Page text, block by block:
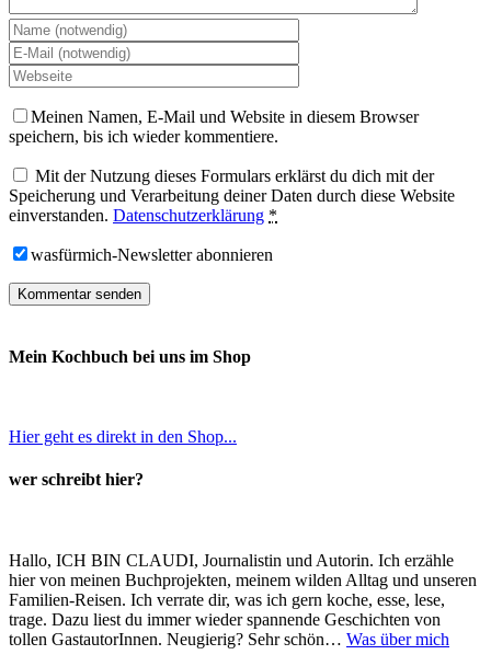
Meinen Namen, E-Mail und Website in diesem Browser
speichern, bis ich wieder kommentiere.
Mit der Nutzung dieses Formulars erklärst du dich mit der
Speicherung und Verarbeitung deiner Daten durch diese Website
einverstanden. Datenschutzerklärung *
wasfürmich-Newsletter abonnieren
Mein Kochbuch bei uns im Shop
Hier geht es direkt in den Shop...
wer schreibt hier?
Hallo, ICH BIN CLAUDI, Journalistin und Autorin. Ich erzähle
hier von meinen Buchprojekten, meinem wilden Alltag und unseren
Familien-Reisen. Ich verrate dir, was ich gern koche, esse, lese,
trage. Dazu liest du immer wieder spannende Geschichten von
tollen GastautorInnen. Neugierig? Sehr schön… Was über mich